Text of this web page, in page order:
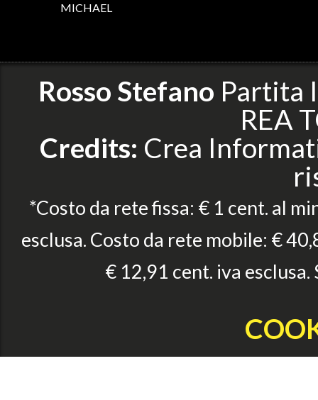
MICHAEL
Rosso Stefano Partita
REA
Credits: Crea
*Costo da rete fissa: € 1 cent. al
esclusa. Costo da rete mobile: €
€ 12,91 cent. iva